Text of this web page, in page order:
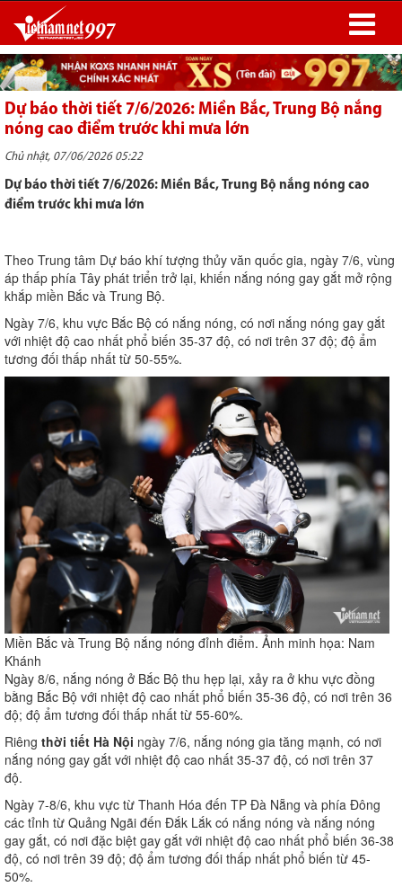
Dự báo thời tiết 7/6/2026: Miền Bắc, Trung Bộ nắng
nóng cao điểm trước khi mưa lớn
Chủ nhật, 07/06/2026 05:22
Dự báo thời tiết 7/6/2026: Miền Bắc, Trung Bộ nắng nóng cao
điểm trước khi mưa lớn
Theo Trung tâm Dự báo khí tượng thủy văn quốc gia, ngày 7/6, vùng
áp thấp phía Tây phát triển trở lại, khiến nắng nóng gay gắt mở rộng
khắp miền Bắc và Trung Bộ.
Ngày 7/6, khu vực Bắc Bộ có nắng nóng, có nơi nắng nóng gay gắt
với nhiệt độ cao nhất phổ biến 35-37 độ, có nơi trên 37 độ; độ ẩm
tương đối thấp nhất từ 50-55%.
Miền Bắc và Trung Bộ nắng nóng đỉnh điểm. Ảnh minh họa: Nam
Khánh
Ngày 8/6, nắng nóng ở Bắc Bộ thu hẹp lại, xảy ra ở khu vực đồng
bằng Bắc Bộ với nhiệt độ cao nhất phổ biến 35-36 độ, có nơi trên 36
độ; độ ẩm tương đối thấp nhất từ 55-60%.
Riêng thời tiết Hà Nội ngày 7/6, nắng nóng gia tăng mạnh, có nơi
nắng nóng gay gắt với nhiệt độ cao nhất 35-37 độ, có nơi trên 37
độ.
Ngày 7-8/6, khu vực từ Thanh Hóa đến TP Đà Nẵng và phía Đông
các tỉnh từ Quảng Ngãi đến Đắk Lắk có nắng nóng và nắng nóng
gay gắt, có nơi đặc biệt gay gắt với nhiệt độ cao nhất phổ biến 36-38
độ, có nơi trên 39 độ; độ ẩm tương đối thấp nhất phổ biến từ 45-
50%.